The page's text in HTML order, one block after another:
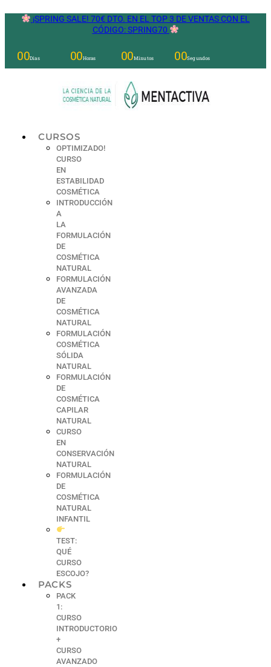
¡SPRING SALE! 70€ DTO. EN EL TOP 3 DE VENTAS CON EL
CÓDIGO: SPRING70
00Días 00Horas 00Minutos 00Segundos
CURSOS
OPTIMIZADO!
CURSO
EN
ESTABILIDAD
COSMÉTICA
INTRODUCCIÓN
A
LA
FORMULACIÓN
DE
COSMÉTICA
NATURAL
FORMULACIÓN
AVANZADA
DE
COSMÉTICA
NATURAL
FORMULACIÓN
COSMÉTICA
SÓLIDA
NATURAL
FORMULACIÓN
DE
COSMÉTICA
CAPILAR
NATURAL
CURSO
EN
CONSERVACIÓN
NATURAL
FORMULACIÓN
DE
COSMÉTICA
NATURAL
INFANTIL
TEST:
QUÉ
CURSO
ESCOJO?
PACKS
PACK
1:
CURSO
INTRODUCTORIO
+
CURSO
AVANZADO